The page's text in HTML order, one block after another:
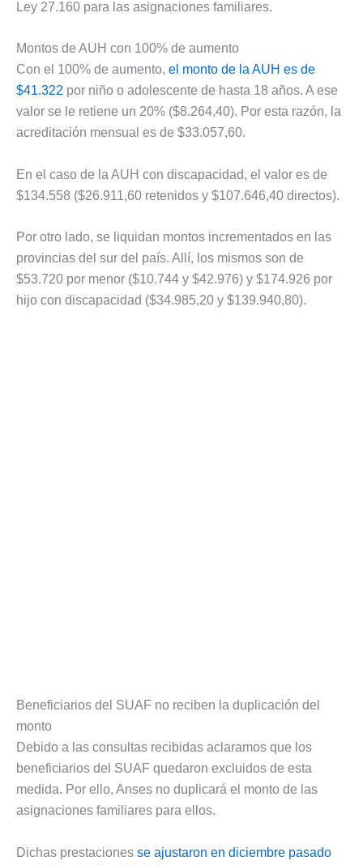
Ley 27.160 para las asignaciones familiares.
Montos de AUH con 100% de aumento
Con el 100% de aumento, el monto de la AUH es de
$41.322 por niño o adolescente de hasta 18 años. A ese
valor se le retiene un 20% ($8.264,40). Por esta razón, la
acreditación mensual es de $33.057,60.
En el caso de la AUH con discapacidad, el valor es de
$134.558 ($26.911,60 retenidos y $107.646,40 directos).
Por otro lado, se liquidan montos incrementados en las
provincias del sur del país. Allí, los mismos son de
$53.720 por menor ($10.744 y $42.976) y $174.926 por
hijo con discapacidad ($34.985,20 y $139.940,80).
Beneficiarios del SUAF no reciben la duplicación del
monto
Debido a las consultas recibidas aclaramos que los
beneficiarios del SUAF quedaron excluidos de esta
medida. Por ello, Anses no duplicará el monto de las
asignaciones familiares para ellos.
Dichas prestaciones se ajustaron en diciembre pasado